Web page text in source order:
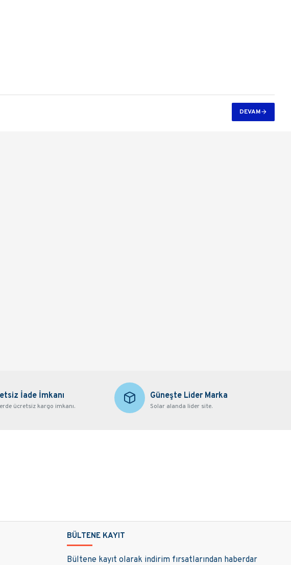
DEVAM
İade İmkanı
ücretsiz kargo imkanı.
Güneşte Lider Marka
Solar alanda lider site.
BÜLTENE KAYIT
Bültene kayıt olarak indirim fırsatlarından haberdar